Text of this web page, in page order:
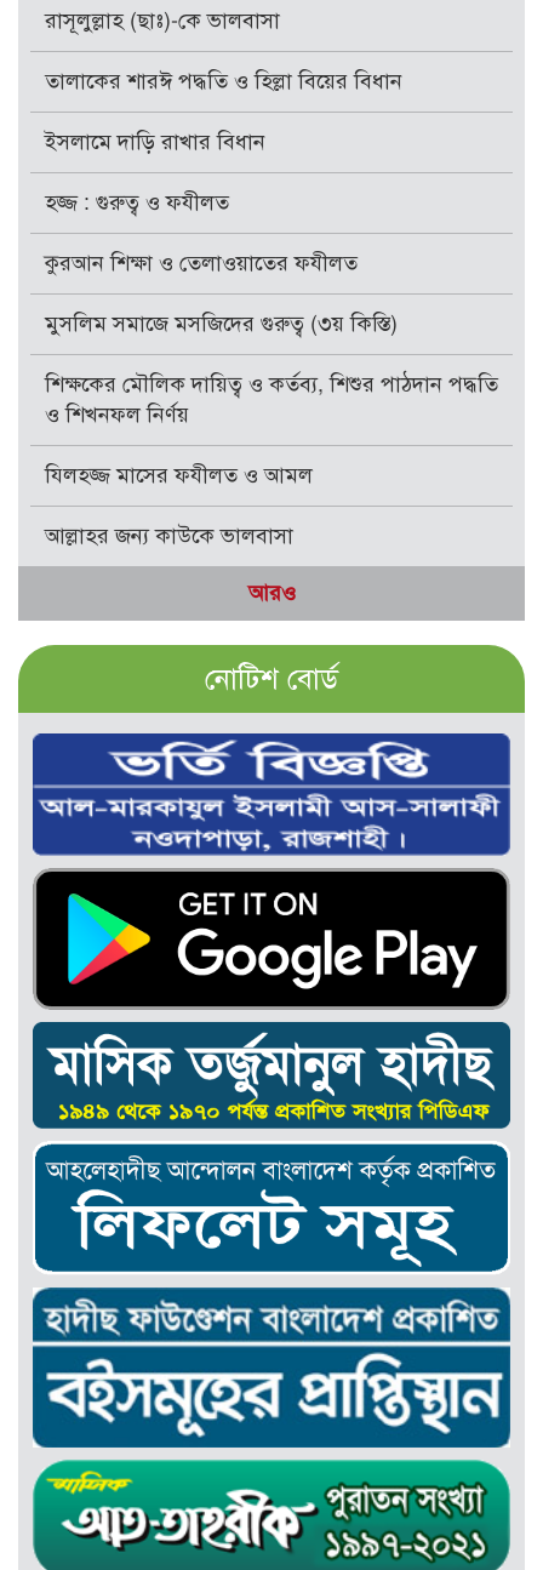
রাসূলুল্লাহ (ছাঃ)-কে ভালবাসা
তালাকের শারঈ পদ্ধতি ও হিল্লা বিয়ের বিধান
ইসলামে দাড়ি রাখার বিধান
হজ্জ : গুরুত্ব ও ফযীলত
কুরআন শিক্ষা ও তেলাওয়াতের ফযীলত
মুসলিম সমাজে মসজিদের গুরুত্ব (৩য় কিস্তি)
শিক্ষকের মৌলিক দায়িত্ব ও কর্তব্য, শিশুর পাঠদান পদ্ধতি
ও শিখনফল নির্ণয়
যিলহজ্জ মাসের ফযীলত ও আমল
আল্লাহর জন্য কাউকে ভালবাসা
আরও
নোটিশ বোর্ড